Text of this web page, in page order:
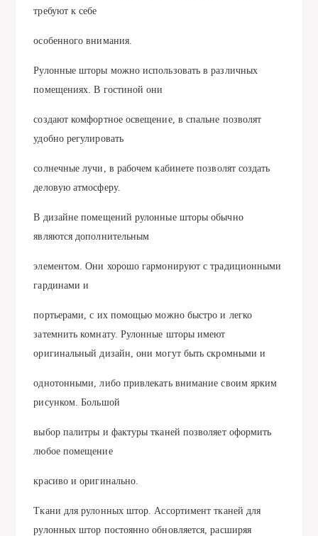
требуют к себе
особенного внимания.
Рулонные шторы можно использовать в различных
помещениях. В гостиной они
создают комфортное освещение, в спальне позволят
удобно регулировать
солнечные лучи, в рабочем кабинете позволят создать
деловую атмосферу.
В дизайне помещений рулонные шторы обычно
являются дополнительным
элементом. Они хорошо гармонируют с традиционными
гардинами и
портьерами, с их помощью можно быстро и легко
затемнить комнату. Рулонные шторы имеют
оригинальный дизайн, они могут быть скромными и
однотонными, либо привлекать внимание своим ярким
рисунком. Большой
выбор палитры и фактуры тканей позволяет оформить
любое помещение
красиво и оригинально.
Ткани для рулонных штор. Ассортимент тканей для
рулонных штор постоянно обновляется, расширяя